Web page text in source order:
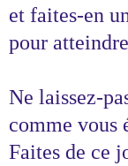
et faites-en
pour
Ne laissez-
comme vous
Faites de ce